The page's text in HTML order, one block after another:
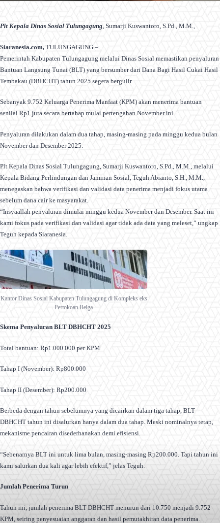
Plt Kepala Dinas Sosial Tulungagung, Sumarji Kuswantoro, S.Pd., M.M.,
Siaranesia.com, TULUNGAGUNG –
Pemerintah Kabupaten Tulungagung melalui Dinas Sosial memastikan penyaluran
Bantuan Langsung Tunai (BLT) yang bersumber dari Dana Bagi Hasil Cukai Hasil
Tembakau (DBHCHT) tahun 2025 segera bergulir.
Sebanyak 9.752 Keluarga Penerima Manfaat (KPM) akan menerima bantuan
senilai Rp1 juta secara bertahap mulai pertengahan November ini.
Penyaluran dilakukan dalam dua tahap, masing-masing pada minggu kedua bulan
November dan Desember 2025.
Plt Kepala Dinas Sosial Tulungagung, Sumarji Kuswantoro, S.Pd., M.M., melalui
Kepala Bidang Perlindungan dan Jaminan Sosial, Teguh Abianto, S.H., M.M.,
menegaskan bahwa verifikasi dan validasi data penerima menjadi fokus utama
sebelum dana cair ke masyarakat.
“Insyaallah penyaluran dimulai minggu kedua November dan Desember. Saat ini
kami fokus pada verifikasi dan validasi agar tidak ada data yang meleset,” ungkap
Teguh kepada Siaranesia.
Kantor Dinas Sosial Kabupaten Tulungagung di Kompleks eks
Pertokoan Belga
Skema Penyaluran BLT DBHCHT 2025
Total bantuan: Rp1.000.000 per KPM
Tahap I (November): Rp800.000
Tahap II (Desember): Rp200.000
Berbeda dengan tahun sebelumnya yang dicairkan dalam tiga tahap, BLT
DBHCHT tahun ini disalurkan hanya dalam dua tahap. Meski nominalnya tetap,
mekanisme pencairan disederhanakan demi efisiensi.
“Sebenarnya BLT ini untuk lima bulan, masing-masing Rp200.000. Tapi tahun ini
kami salurkan dua kali agar lebih efektif,” jelas Teguh.
Jumlah Penerima Turun
Tahun ini, jumlah penerima BLT DBHCHT menurun dari 10.750 menjadi 9.752
KPM, seiring penyesuaian anggaran dan hasil pemutakhiran data penerima.